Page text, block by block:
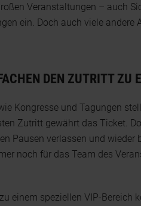
Veranstaltungen – auch
ein. Doch auch viele andere
DEN ZUTRITT ZU
Kongresse und Tagungen
Zutritt gewährt das Ticket.
Pausen verlassen und wieder
noch für das Team des
einem speziellen VIP-Bereich